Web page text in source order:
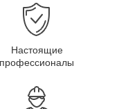
Настоящие
профессионалы